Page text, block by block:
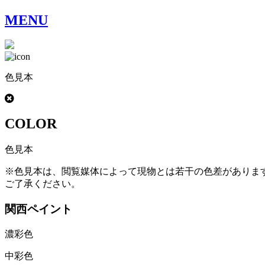
MENU
色見本
COLOR
色見本
※色見本は、閲覧媒体によって現物とは若干の色差がありま
ご了承ください。
関西ペイント
濃彩色
中彩色